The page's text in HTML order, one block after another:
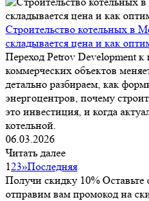
Строительство котельных в
складывается цена и как
Переход Petrov Development
коммерческих объектов
детально разбираем, как
энергоцентров, почему
это инвестиция, и когда
котельной.
06.03.2026
Читать далее
123»Последняя
Получи скидку 10%
отправим вам промокод на